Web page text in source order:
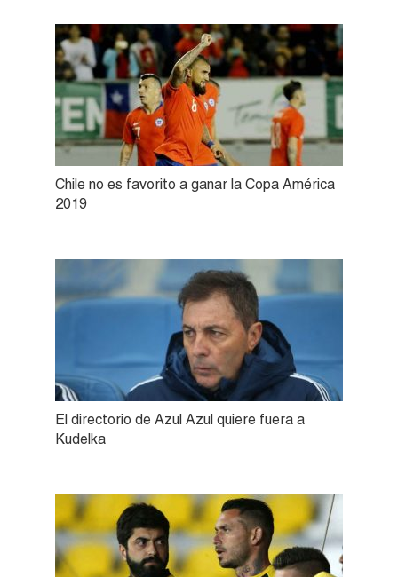
Chile no es favorito a ganar la Copa América
2019
El directorio de Azul Azul quiere fuera a
Kudelka